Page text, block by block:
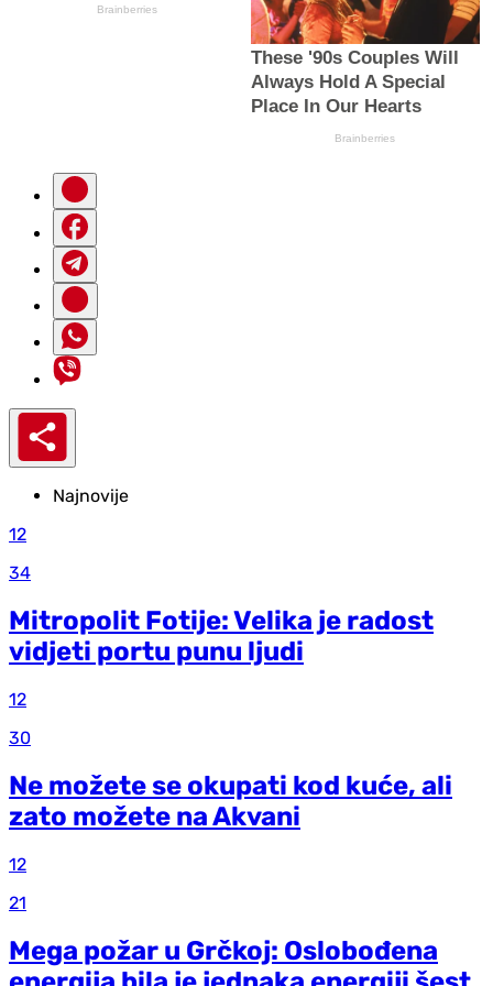
Najnovije
12
34
Mitropolit Fotije: Velika je radost
vidjeti portu punu ljudi
12
30
Ne možete se okupati kod kuće, ali
zato možete na Akvani
12
21
Mega požar u Grčkoj: Oslobođena